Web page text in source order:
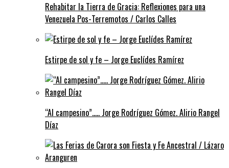
Rehabitar la Tierra de Gracia: Reflexiones para una
Venezuela Pos-Terremotos / Carlos Calles
Estirpe de sol y fe – Jorge Euclídes Ramírez
“Al campesino”….. Jorge Rodríguez Gómez. Alirio Rangel
Díaz